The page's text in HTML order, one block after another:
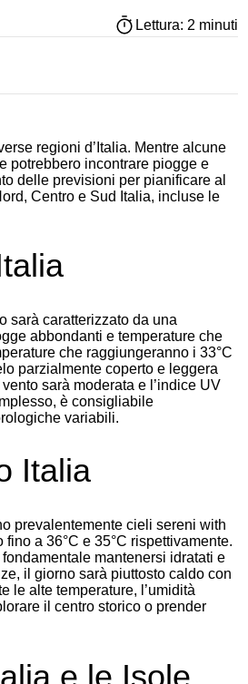
Lettura: 2 minuti
regioni d’Italia. Mentre alcune
potrebbero incontrare piogge e
delle previsioni per pianificare al
Centro e Sud Italia, incluse le
sarà caratterizzato da una
abbondanti e temperature che
che raggiungeranno i 33°C
parzialmente coperto e leggera
sarà moderata e l’indice UV
è consigliabile
variabili.
Italia
prevalentemente cieli sereni with
a 36°C e 35°C rispettivamente.
mantenersi idratati e
il giorno sarà piuttosto caldo con
le alte temperature, l’umidità
il centro storico o prender
e le Isole